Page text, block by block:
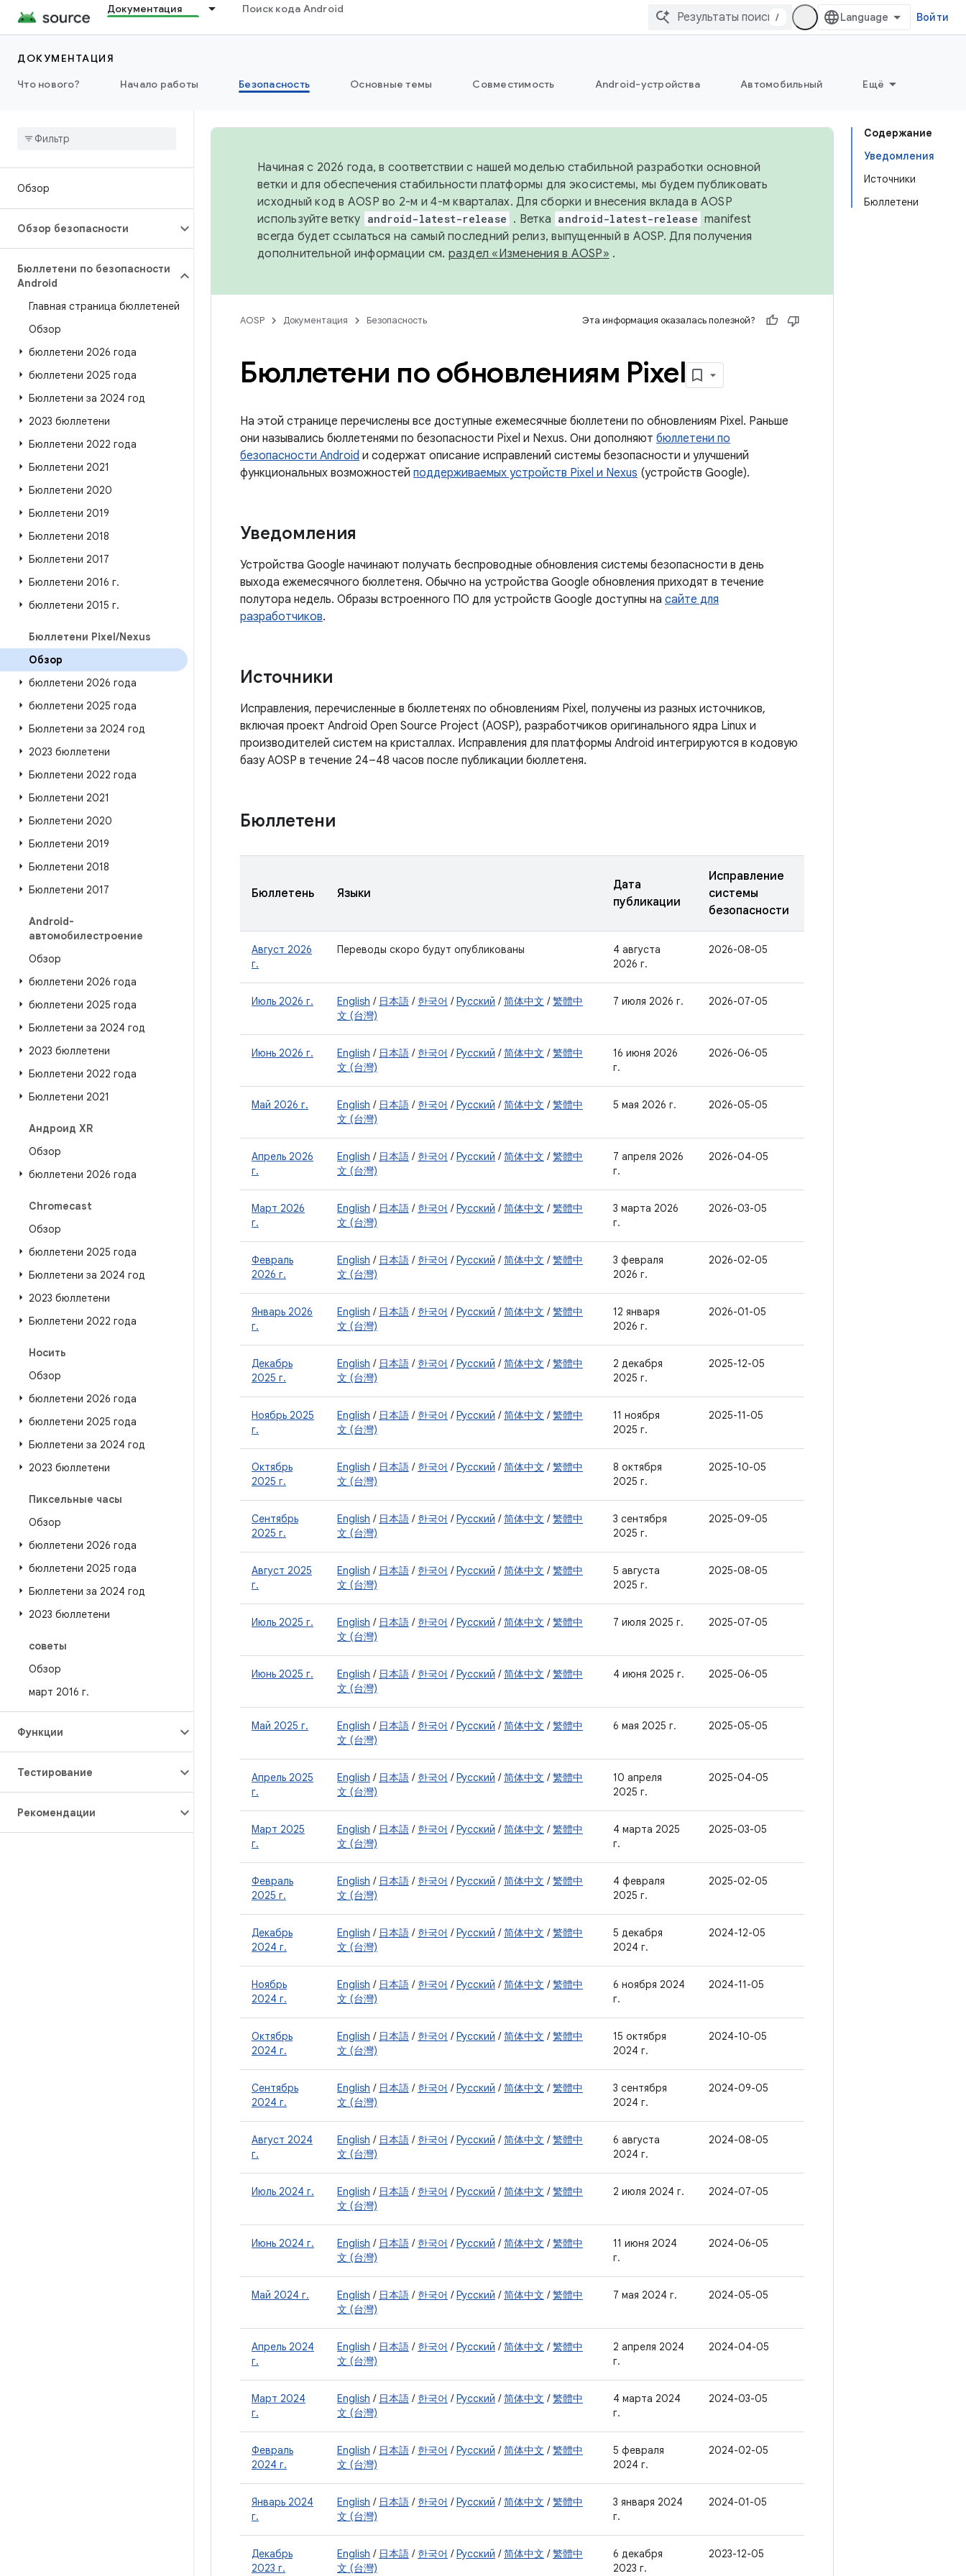
Документация Поиск кода Android
/ Войти
ДОКУМЕНТАЦИЯ
Что нового?
Начало работы Безопасность Основные темы Совместимость Android-устройства Автомобильный Ещё
Обзор
Обзор безопасности
Бюллетени по безопасности
Android
Главная страница бюллетеней
Обзор
бюллетени 2026 года
бюллетени 2025 года
Бюллетени за 2024 год
2023 бюллетени
Бюллетени 2022 года
Бюллетени 2021
Бюллетени 2020
Бюллетени 2019
Бюллетени 2018
Бюллетени 2017
Бюллетени 2016 г.
бюллетени 2015 г.
Бюллетени Pixel/Nexus
Обзор
бюллетени 2026 года
бюллетени 2025 года
Бюллетени за 2024 год
2023 бюллетени
Бюллетени 2022 года
Бюллетени 2021
Бюллетени 2020
Бюллетени 2019
Бюллетени 2018
Бюллетени 2017
Android-
автомобилестроение
Обзор
бюллетени 2026 года
бюллетени 2025 года
Бюллетени за 2024 год
2023 бюллетени
Бюллетени 2022 года
Бюллетени 2021
Андроид XR
Обзор
бюллетени 2026 года
Chromecast
Обзор
бюллетени 2025 года
Бюллетени за 2024 год
2023 бюллетени
Бюллетени 2022 года
Носить
Обзор
бюллетени 2026 года
бюллетени 2025 года
Бюллетени за 2024 год
2023 бюллетени
Пиксельные часы
Обзор
бюллетени 2026 года
бюллетени 2025 года
Бюллетени за 2024 год
2023 бюллетени
советы
Обзор
март 2016 г.
Функции
Тестирование
Рекомендации
Содержание
Уведомления
Источники
Бюллетени
Начиная с 2026 года, в соответствии с нашей моделью стабильной разработки основной
ветки и для обеспечения стабильности платформы для экосистемы, мы будем публиковать
исходный код в AOSP во 2-м и 4-м кварталах. Для сборки и внесения вклада в AOSP
используйте ветку android-latest-release . Ветка android-latest-release manifest
всегда будет ссылаться на самый последний релиз, выпущенный в AOSP. Для получения
дополнительной информации см. раздел «Изменения в AOSP» .
AOSP Документация Безопасность Эта информация оказалась полезной?
Бюллетени по обновлениям Pixel
На этой странице перечислены все доступные ежемесячные бюллетени по обновлениям Pixel. Раньше
они назывались бюллетенями по безопасности Pixel и Nexus. Они дополняют бюллетени по
безопасности Android и содержат описание исправлений системы безопасности и улучшений
функциональных возможностей поддерживаемых устройств Pixel и Nexus (устройств Google).
Уведомления
Устройства Google начинают получать беспроводные обновления системы безопасности в день
выхода ежемесячного бюллетеня. Обычно на устройства Google обновления приходят в течение
полутора недель. Образы встроенного ПО для устройств Google доступны на сайте для
разработчиков.
Источники
Исправления, перечисленные в бюллетенях по обновлениям Pixel, получены из разных источников,
включая проект Android Open Source Project (AOSP), разработчиков оригинального ядра Linux и
производителей систем на кристаллах. Исправления для платформы Android интегрируются в кодовую
базу AOSP в течение 24–48 часов после публикации бюллетеня.
Бюллетени
Бюллетень Языки
Дата
публикации
Исправление
системы
безопасности
Август 2026
г.
Переводы скоро будут опубликованы
4 августа
2026 г.
2026-08-05
Июль 2026 г. English / 日本語 / 한국어 /Русский /简体中文 /繁體中
文 (台灣)
7 июля 2026 г. 2026-07-05
Июнь 2026 г. English / 日本語 / 한국어 /Русский /简体中文 /繁體中
文 (台灣)
16 июня 2026
г.
2026-06-05
Май 2026 г. English / 日本語 / 한국어 /Русский /简体中文 /繁體中
文 (台灣)
5 мая 2026 г. 2026-05-05
Апрель 2026
г.
English / 日本語 / 한국어 /Русский /简体中文 /繁體中
文 (台灣)
7 апреля 2026
г.
2026-04-05
Март 2026
г.
English / 日本語 / 한국어 /Русский /简体中文 /繁體中
文 (台灣)
3 марта 2026
г.
2026-03-05
Февраль
2026 г.
English / 日本語 / 한국어 /Русский /简体中文 /繁體中
文 (台灣)
3 февраля
2026 г.
2026-02-05
Январь 2026
г.
English / 日本語 / 한국어 /Русский /简体中文 /繁體中
文 (台灣)
12 января
2026 г.
2026-01-05
Декабрь
2025 г.
English / 日本語 / 한국어 /Русский /简体中文 /繁體中
文 (台灣)
2 декабря
2025 г.
2025-12-05
Ноябрь 2025
г.
English / 日本語 / 한국어 /Русский /简体中文 /繁體中
文 (台灣)
11 ноября
2025 г.
2025-11-05
Октябрь
2025 г.
English / 日本語 / 한국어 /Русский /简体中文 /繁體中
文 (台灣)
8 октября
2025 г.
2025-10-05
Сентябрь
2025 г.
English / 日本語 / 한국어 /Русский /简体中文 /繁體中
文 (台灣)
3 сентября
2025 г.
2025-09-05
Август 2025
г.
English / 日本語 / 한국어 /Русский /简体中文 /繁體中
文 (台灣)
5 августа
2025 г.
2025-08-05
Июль 2025 г. English / 日本語 / 한국어 /Русский /简体中文 /繁體中
文 (台灣)
7 июля 2025 г. 2025-07-05
Июнь 2025 г. English / 日本語 / 한국어 /Русский /简体中文 /繁體中
文 (台灣)
4 июня 2025 г. 2025-06-05
Май 2025 г. English / 日本語 / 한국어 /Русский /简体中文 /繁體中
文 (台灣)
6 мая 2025 г. 2025-05-05
Апрель 2025
г.
English / 日本語 / 한국어 /Русский /简体中文 /繁體中
文 (台灣)
10 апреля
2025 г.
2025-04-05
Март 2025
г.
English / 日本語 / 한국어 /Русский /简体中文 /繁體中
文 (台灣)
4 марта 2025
г.
2025-03-05
Февраль
2025 г.
English / 日本語 / 한국어 /Русский /简体中文 /繁體中
文 (台灣)
4 февраля
2025 г.
2025-02-05
Декабрь
2024 г.
English / 日本語 / 한국어 /Русский /简体中文 /繁體中
文 (台灣)
5 декабря
2024 г.
2024-12-05
Ноябрь
2024 г.
English / 日本語 / 한국어 /Русский /简体中文 /繁體中
文 (台灣)
6 ноября 2024
г.
2024-11-05
Октябрь
2024 г.
English / 日本語 / 한국어 /Русский /简体中文 /繁體中
文 (台灣)
15 октября
2024 г.
2024-10-05
Сентябрь
2024 г.
English / 日本語 / 한국어 /Русский /简体中文 /繁體中
文 (台灣)
3 сентября
2024 г.
2024-09-05
Август 2024
г.
English / 日本語 / 한국어 /Русский /简体中文 /繁體中
文 (台灣)
6 августа
2024 г.
2024-08-05
Июль 2024 г. English / 日本語 / 한국어 /Русский /简体中文 /繁體中
文 (台灣)
2 июля 2024 г. 2024-07-05
Июнь 2024 г. English / 日本語 / 한국어 /Русский /简体中文 /繁體中
文 (台灣)
11 июня 2024
г.
2024-06-05
Май 2024 г. English / 日本語 / 한국어 /Русский /简体中文 /繁體中
文 (台灣)
7 мая 2024 г. 2024-05-05
Апрель 2024
г.
English / 日本語 / 한국어 /Русский /简体中文 /繁體中
文 (台灣)
2 апреля 2024
г.
2024-04-05
Март 2024
г.
English / 日本語 / 한국어 /Русский /简体中文 /繁體中
文 (台灣)
4 марта 2024
г.
2024-03-05
Февраль
2024 г.
English / 日本語 / 한국어 /Русский /简体中文 /繁體中
文 (台灣)
5 февраля
2024 г.
2024-02-05
Январь 2024
г.
English / 日本語 / 한국어 /Русский /简体中文 /繁體中
文 (台灣)
3 января 2024
г.
2024-01-05
Декабрь
2023 г.
English / 日本語 / 한국어 /Русский /简体中文 /繁體中
文 (台灣)
6 декабря
2023 г.
2023-12-05